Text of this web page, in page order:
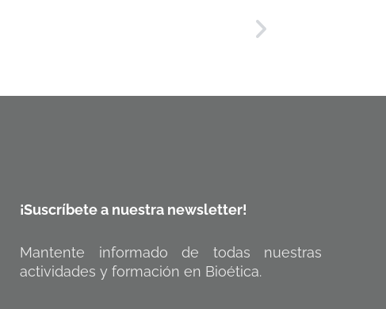
¡Suscríbete a nuestra newsletter!
Mantente informado de todas nuestras
actividades y formación en Bioética.